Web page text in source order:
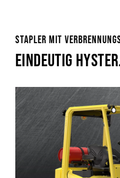
STAPLER MIT
EINDEUTIG